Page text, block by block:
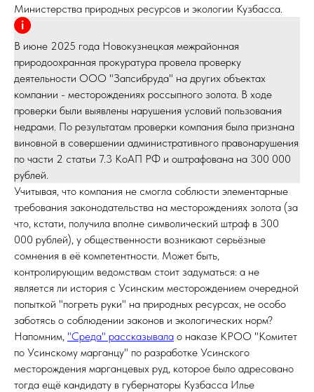
Министерства природных ресурсов и экологии Кузбасса.
В июне 2025 года Новокузнецкая межрайонная
природоохранная прокуратура провела проверку
деятельности ООО "Запсибруда" на других объектах
компании - месторождениях россыпного золота. В ходе
проверки были выявлены нарушения условий пользования
недрами. По результатам проверки компания была признана
виновной в совершении административного правонарушения
по части 2 статьи 7.3 КоАП РФ и оштрафована на 300 000
рублей.
Учитывая, что компания не смогла соблюсти элементарные
требования законодательства на месторождениях золота (за
что, кстати, получила вполне символический штраф в 300
000 рублей), у общественности возникают серьёзные
сомнения в её компетентности. Может быть,
контролирующим ведомствам стоит задуматься: а не
является ли история с Усинским месторождением очередной
попыткой "погреть руки" на природных ресурсах, не особо
заботясь о соблюдении законов и экологических норм?
Напомним, "Среда" рассказывала о наказе КРОО "Комитет
по Усинскому марганцу" по разработке Усинского
месторождения марганцевых руд, которое было адресовано
тогда ещё кандидату в губернаторы Кузбасса Илье